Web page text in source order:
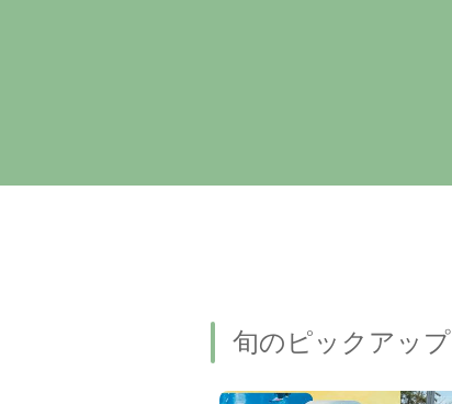
旬のピックアップ